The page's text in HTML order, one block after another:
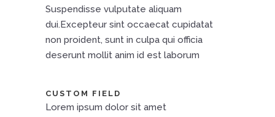
Suspendisse vulputate aliquam
dui.Excepteur sint occaecat cupidatat
non proident, sunt in culpa qui officia
deserunt mollit anim id est laborum
CUSTOM FIELD
Lorem ipsum dolor sit amet